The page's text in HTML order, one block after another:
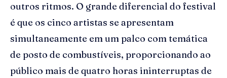
outros ritmos. O grande diferencial do festival
é que os cinco artistas se apresentam
simultaneamente em um palco com temática
de posto de combustíveis, proporcionando ao
público mais de quatro horas ininterruptas de